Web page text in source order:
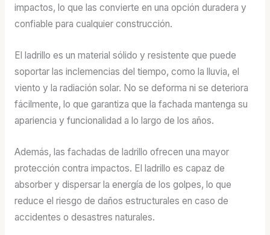
impactos, lo que las convierte en una opción duradera y
confiable para cualquier construcción.
El ladrillo es un material sólido y resistente que puede
soportar las inclemencias del tiempo, como la lluvia, el
viento y la radiación solar. No se deforma ni se deteriora
fácilmente, lo que garantiza que la fachada mantenga su
apariencia y funcionalidad a lo largo de los años.
Además, las fachadas de ladrillo ofrecen una mayor
protección contra impactos. El ladrillo es capaz de
absorber y dispersar la energía de los golpes, lo que
reduce el riesgo de daños estructurales en caso de
accidentes o desastres naturales.